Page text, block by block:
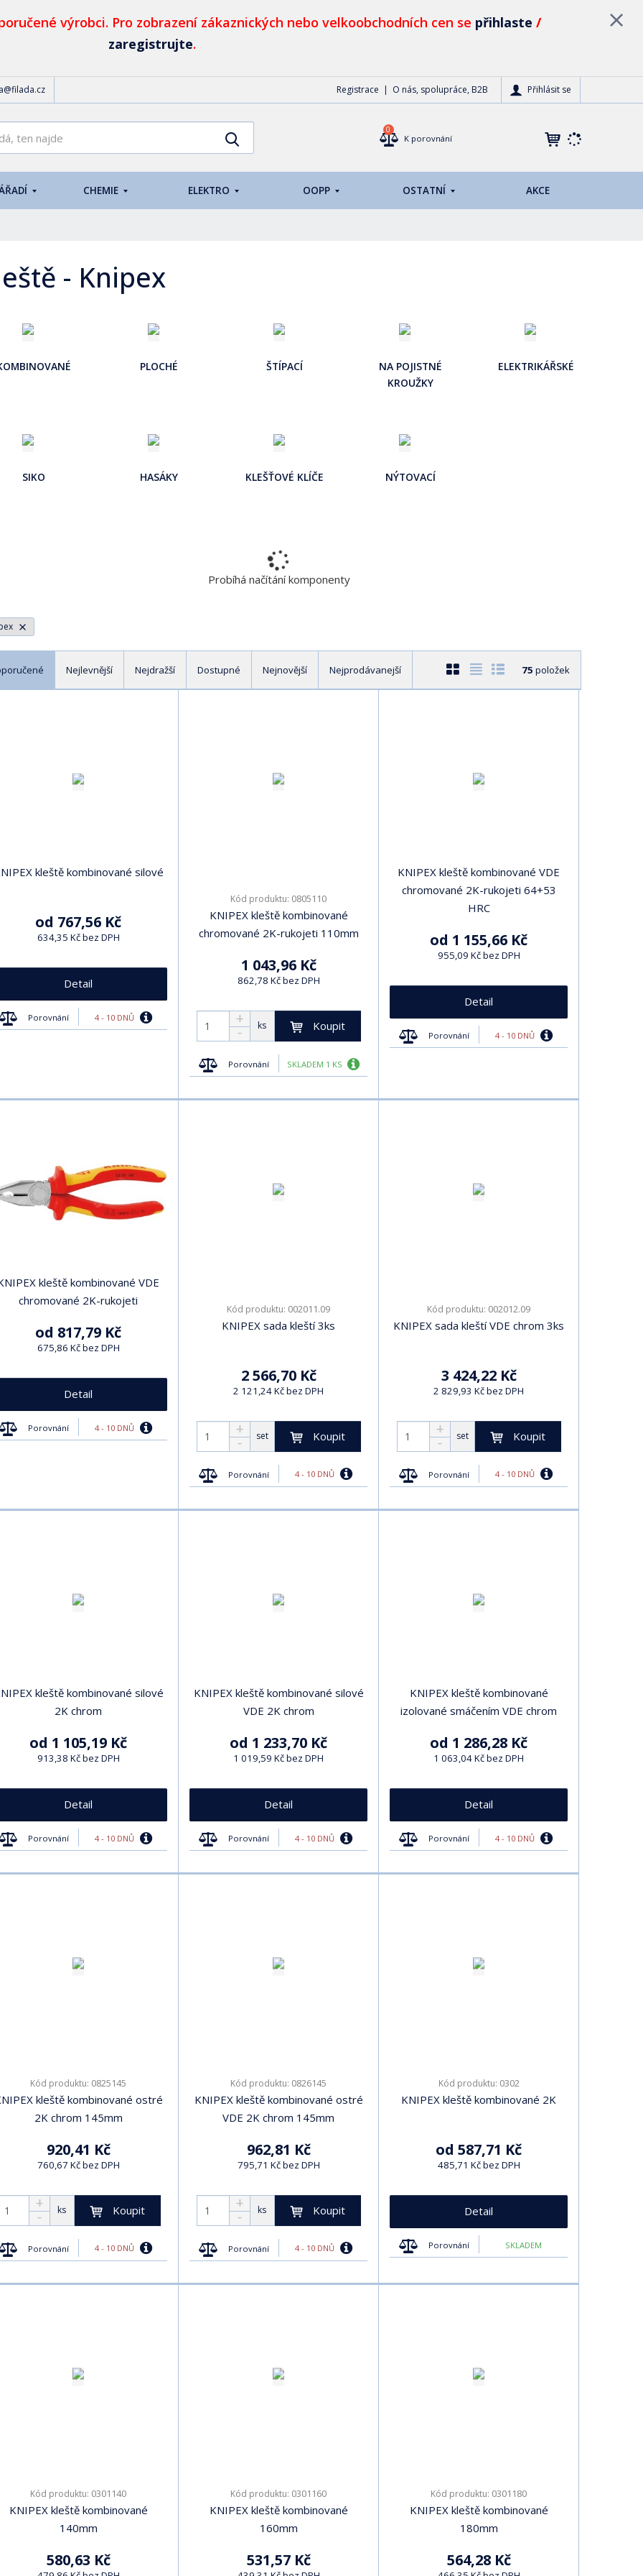
výrobci. Pro zobrazení zákaznických nebo velkoobchodních cen se přihlaste /
zaregistrujte.
Registrace O nás, spolupráce, B2B Přihlásit se
h
e
0
K porovnání
CHEMIE ELEKTRO OOPP OSTATNÍ AKCE
- Knipex
PLOCHÉ ŠTÍPACÍ
NA POJISTNÉ
KROUŽKY
ELEKTRIKÁŘSKÉ
SIKO HASÁKY KLEŠŤOVÉ KLÍČE NÝTOVACÍ
Probíhá načítání komponenty
Nejlevnější Nejdražší Dostupné Nejnovější Nejprodávanejší
b
p
i
T
a
o
á
75 položek
kleště kombinované silové
od 767,56 Kč
634,35 Kč bez DPH
Detail
Porovnání 4 - 10 DNŮ
Kód produktu: 0805110
KNIPEX kleště kombinované
chromované 2K-rukojeti 110mm
1 043,96 Kč
862,78 Kč bez DPH
ks Koupit
Porovnání SKLADEM 1 KS
KNIPEX kleště kombinované VDE
chromované 2K-rukojeti 64+53
HRC
od 1 155,66 Kč
955,09 Kč bez DPH
Detail
Porovnání 4 - 10 DNŮ
kleště kombinované VDE
chromované 2K-rukojeti
od 817,79 Kč
675,86 Kč bez DPH
Detail
Porovnání 4 - 10 DNŮ
Kód produktu: 002011.09
KNIPEX sada kleští 3ks
2 566,70 Kč
2 121,24 Kč bez DPH
set Koupit
Porovnání 4 - 10 DNŮ
Kód produktu: 002012.09
KNIPEX sada kleští VDE chrom 3ks
3 424,22 Kč
2 829,93 Kč bez DPH
set Koupit
Porovnání 4 - 10 DNŮ
kleště kombinované silové
2K chrom
od 1 105,19 Kč
913,38 Kč bez DPH
Detail
Porovnání 4 - 10 DNŮ
KNIPEX kleště kombinované silové
VDE 2K chrom
od 1 233,70 Kč
1 019,59 Kč bez DPH
Detail
Porovnání 4 - 10 DNŮ
KNIPEX kleště kombinované
izolované smáčením VDE chrom
od 1 286,28 Kč
1 063,04 Kč bez DPH
Detail
Porovnání 4 - 10 DNŮ
Kód produktu: 0825145
kleště kombinované ostré
2K chrom 145mm
920,41 Kč
760,67 Kč bez DPH
ks Koupit
Porovnání 4 - 10 DNŮ
Kód produktu: 0826145
KNIPEX kleště kombinované ostré
VDE 2K chrom 145mm
962,81 Kč
795,71 Kč bez DPH
ks Koupit
Porovnání 4 - 10 DNŮ
Kód produktu: 0302
KNIPEX kleště kombinované 2K
od 587,71 Kč
485,71 Kč bez DPH
Detail
Porovnání SKLADEM
Kód produktu: 0301140
KNIPEX kleště kombinované
140mm
580,63 Kč
Kód produktu: 0301160
KNIPEX kleště kombinované
160mm
531,57 Kč
Kód produktu: 0301180
KNIPEX kleště kombinované
180mm
564,28 Kč